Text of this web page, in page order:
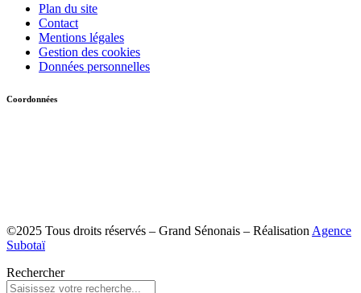
Plan du site
Contact
Mentions légales
Gestion des cookies
Données personnelles
Coordonnées
©2025 Tous droits réservés – Grand Sénonais – Réalisation Agence
Subotaï
Rechercher